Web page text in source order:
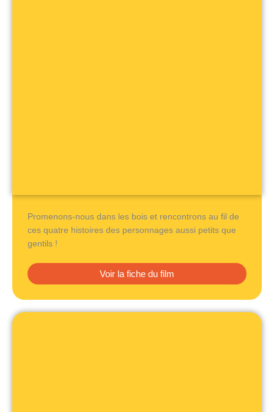
Promenons-nous dans les bois et rencontrons au fil de
ces quatre histoires des personnages aussi petits que
gentils !
Voir la fiche du film